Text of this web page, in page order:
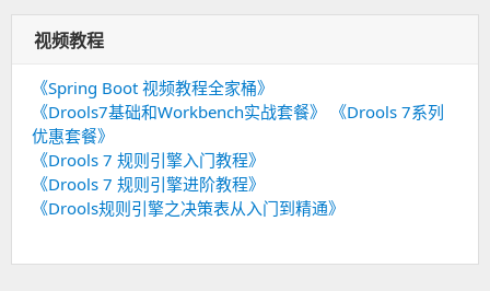
视频教程
《Spring Boot 视频教程全家桶》
《Drools7基础和Workbench实战套餐》
《Drools 7系列
优惠套餐》
《Drools 7 规则引擎入门教程》
《Drools 7 规则引擎进阶教程》
《Drools规则引擎之决策表从入门到精通》